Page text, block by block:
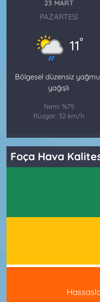
23 MART
PAZARTESI
11°
Bölgesel düzensiz
yağışlı
Nem: %75
Rüzgar: 32 km/h
Foça Hava